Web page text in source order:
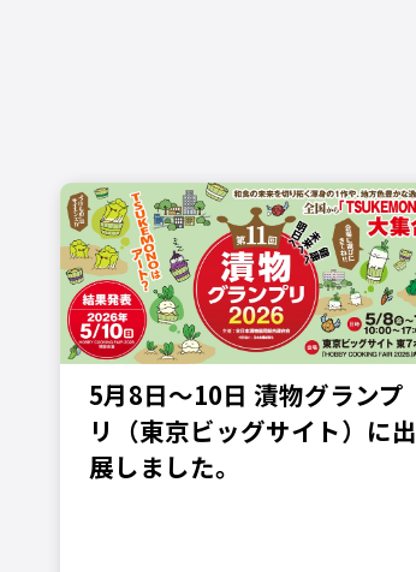
5月8日〜10日 漬物グランプ
リ（東京ビッグサイト）に出
展しました。